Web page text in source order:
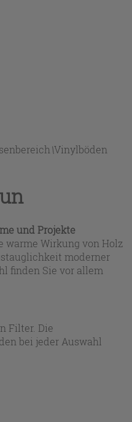
\Vinylböden
und Projekte
warme Wirkung von Holz
moderner
finden Sie vor allem
mit integrierter
Lösungen für
reichen von
Honigtöne bis zu
– ideal, wenn ein
und zugleich
stehen
bis zu Fliesenformaten in
Filter. Die
bei jeder Auswahl